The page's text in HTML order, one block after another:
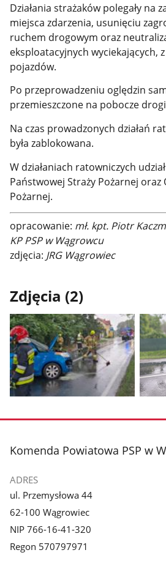
Działania strażaków polegały na
miejsca zdarzenia, usunięciu
ruchem drogowym oraz
eksploatacyjnych wyciekających,
pojazdów.
Po przeprowadzeniu oględzin
przemieszczone na pobocze
Na czas prowadzonych działań
była zablokowana.
W działaniach ratowniczych
Państwowej Straży Pożarnej oraz
Pożarnej.
opracowanie: mł. kpt. Piotr
KP PSP w Wągrowcu
zdjęcia: JRG Wągrowiec
Zdjęcia (2)
zdjęcie
galerii.
stopka
Komenda Powiatowa PSP w
ADRES
ul. Przemysłowa 44
62-100 Wągrowiec
NIP 766-16-41-320
Regon 570797971